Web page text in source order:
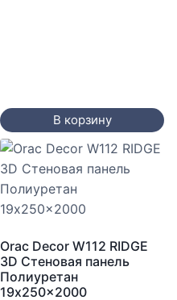
В корзину
Orac Decor W112 RIDGE
3D Стеновая панель
Полиуретан
19x250x2000